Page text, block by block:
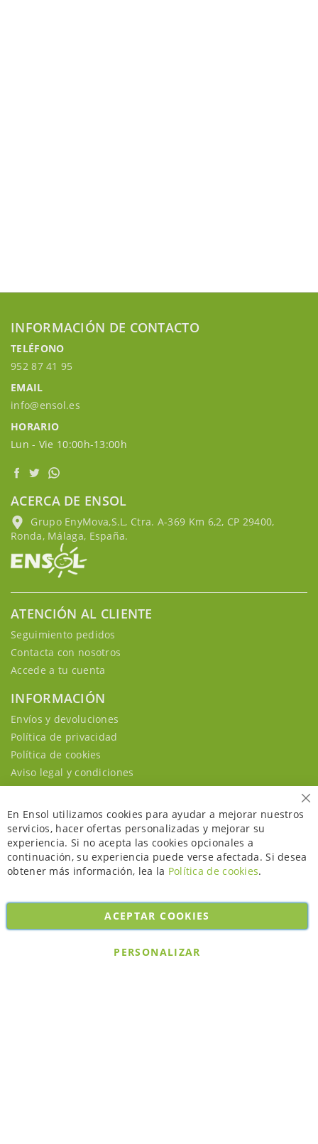
INFORMACIÓN DE CONTACTO
TELÉFONO
952 87 41 95
EMAIL
info@ensol.es
HORARIO
Lun - Vie 10:00h-13:00h
ACERCA DE ENSOL
Grupo EnyMova,S.L, Ctra. A-369 Km 6,2, CP 29400,
Ronda, Málaga, España.
ATENCIÓN AL CLIENTE
Seguimiento pedidos
Contacta con nosotros
Accede a tu cuenta
INFORMACIÓN
Envíos y devoluciones
Política de privacidad
Política de cookies
Aviso legal y condiciones
Copyright © 2026. All rights reserved. Powered byBobaly Partners.
En Ensol utilizamos cookies para ayudar a mejorar nuestros
servicios, hacer ofertas personalizadas y mejorar su
experiencia. Si no acepta las cookies opcionales a
continuación, su experiencia puede verse afectada. Si desea
obtener más información, lea la Política de cookies.
ACEPTAR COOKIES
PERSONALIZAR